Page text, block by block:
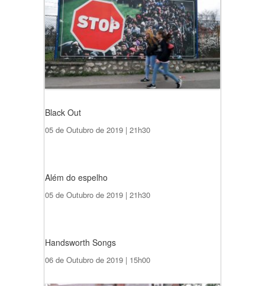
Black Out
05 de Outubro de 2019 | 21h30
Além do espelho
05 de Outubro de 2019 | 21h30
Handsworth Songs
06 de Outubro de 2019 | 15h00